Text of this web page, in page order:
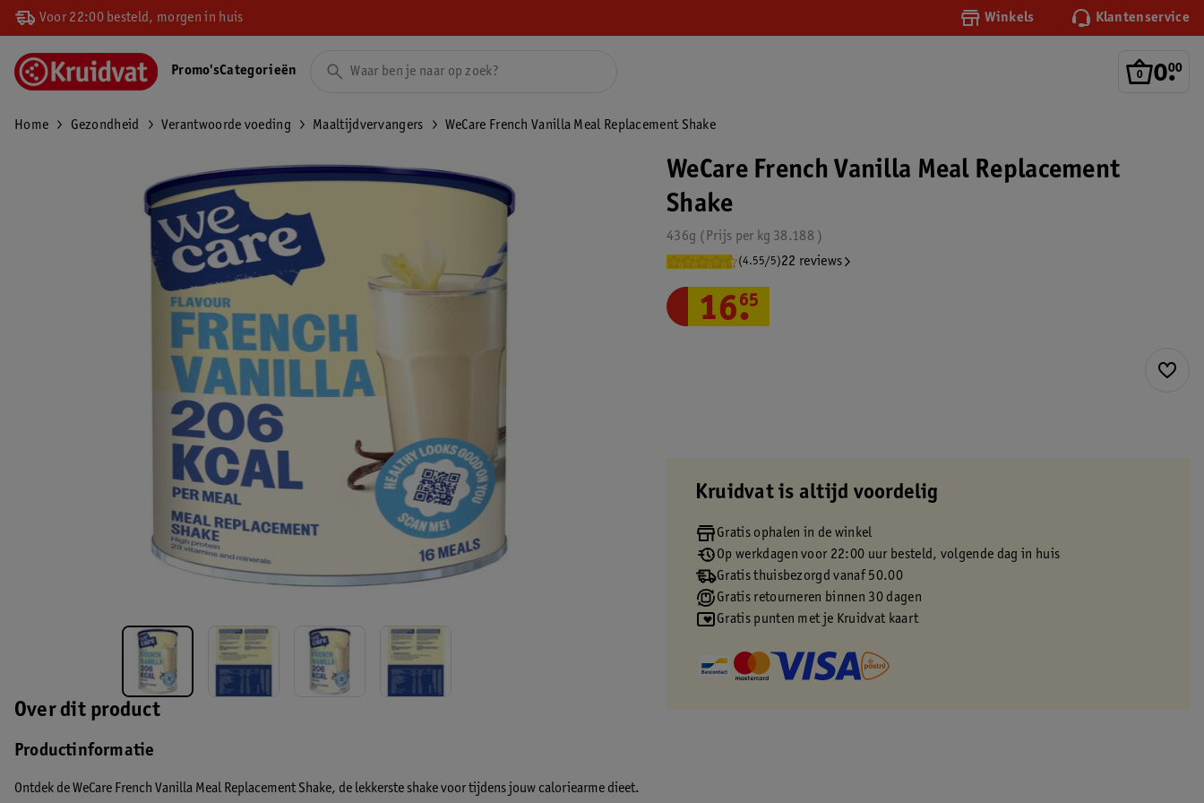
Voor 22:00 besteld, morgen in huis Winkels Klantenservice
0.
00
Promo'sCategorieën
Home Gezondheid Verantwoorde voeding Maaltijdvervangers WeCare French Vanilla Meal Replacement Shake
Over dit product
Productinformatie
Ontdek de WeCare French Vanilla Meal Replacement Shake, de lekkerste shake voor tijdens jouw caloriearme dieet.
WeCare French Vanilla Meal Replacement
Shake
436g 38.188
Prijs per kg
(4.55/5)22 reviews
16.
65
Kruidvat is altijd voordelig
Gratis ophalen in de winkel
Op werkdagen voor 22:00 uur besteld, volgende dag in huis
Gratis thuisbezorgd vanaf 50.00
Gratis retourneren binnen 30 dagen
Gratis punten met je Kruidvat kaart